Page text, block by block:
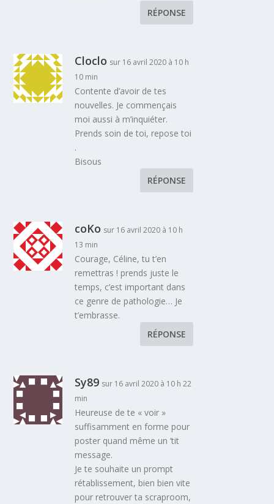
RÉPONSE
Cloclo sur 16 avril 2020 à 10 h
10 min
Contente d’avoir de tes
nouvelles. Je commençais
moi aussi à m’inquiéter.
Prends soin de toi, repose toi
.
Bisous
RÉPONSE
coKo sur 16 avril 2020 à 10 h
13 min
Courage, Céline, tu t’en
remettras ! prends juste le
temps, c’est important dans
ce genre de pathologie… Je
t’embrasse.
RÉPONSE
Sy89 sur 16 avril 2020 à 10 h 22
min
Heureuse de te « voir »
suffisamment en forme pour
poster quand même un ‘tit
message.
Je te souhaite un prompt
rétablissement, bien bien vite
pour retrouver ta scraproom,